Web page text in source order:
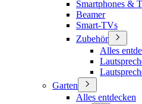
Smartphones &
Beamer
Smart-TVs
Zubehör
Alles
Garten
Alles entdecken